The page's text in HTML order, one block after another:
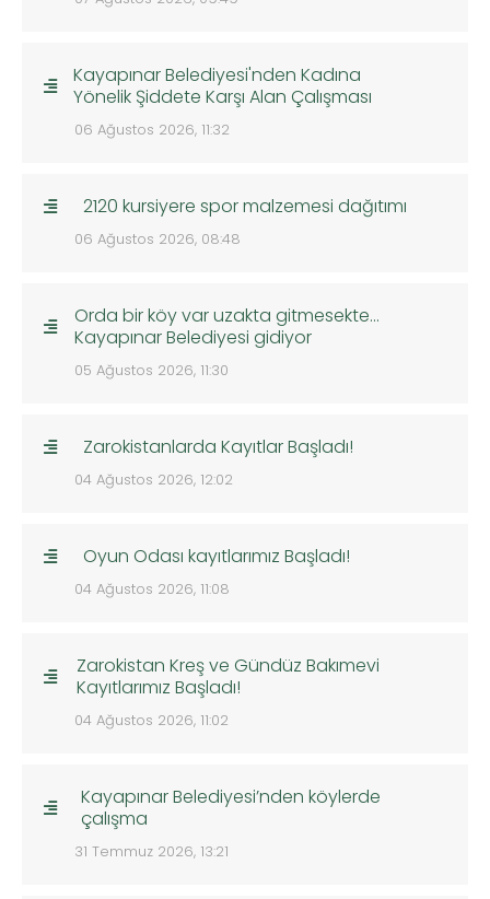
Kayapınar Belediyesi'nden Kadına
Yönelik Şiddete Karşı Alan Çalışması
06 Ağustos 2026, 11:32
2120 kursiyere spor malzemesi dağıtımı
06 Ağustos 2026, 08:48
Orda bir köy var uzakta gitmesekte…
Kayapınar Belediyesi gidiyor
05 Ağustos 2026, 11:30
Zarokistanlarda Kayıtlar Başladı!
04 Ağustos 2026, 12:02
Oyun Odası kayıtlarımız Başladı!
04 Ağustos 2026, 11:08
Zarokistan Kreş ve Gündüz Bakımevi
Kayıtlarımız Başladı!
04 Ağustos 2026, 11:02
Kayapınar Belediyesi’nden köylerde
çalışma
31 Temmuz 2026, 13:21